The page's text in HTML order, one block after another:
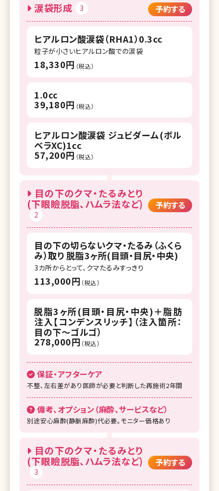
涙袋形成 3 予約する
ヒアルロン酸涙袋（RHA1）0.3cc
粒子が小さいヒアルロン酸での涙袋
18,330円 （税込）
1.0cc
39,180円 （税込）
ヒアルロン酸涙袋 ジュビダーム(ボル
ベラXC)1cc
57,200円 （税込）
目の下のクマ・たるみとり
(下眼瞼脱脂、ハムラ法など)
2
予約する
目の下の切らないクマ・たるみ（ふくら
み）取り 脱脂3ヶ所(目頭・目尻・中央)
3カ所からとって、クマたるみすっきり
113,000円 （税込）
脱脂3ヶ所(目頭・目尻・中央)＋脂肪
注入【コンデンスリッチ】（注入箇所：
目の下～ゴルゴ）
278,000円 （税込）
保証・アフターケア
不整、左右差があり医師が必要と判断した再施術2年間
備考、オプション（麻酔、サービスなど）
別途安心麻酔(静脈麻酔)代必要。モニター価格あり
目の下のクマ・たるみとり
(下眼瞼脱脂、ハムラ法など)
3
予約する